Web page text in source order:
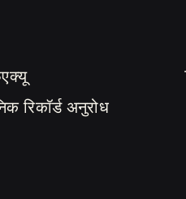
रिकॉर्ड अनुरोध